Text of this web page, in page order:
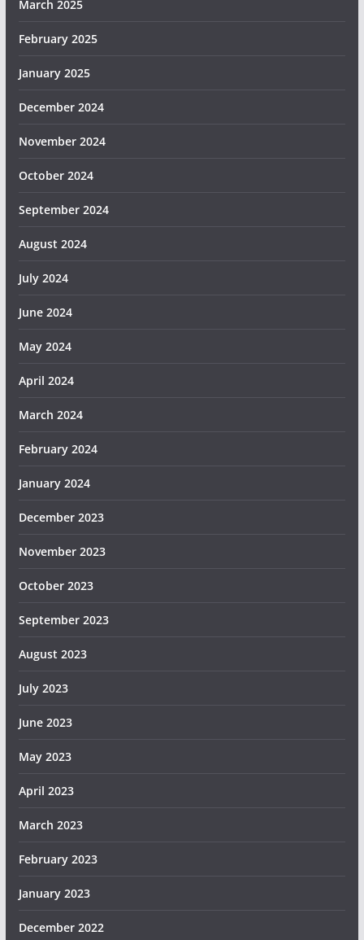
March 2025
February 2025
January 2025
December 2024
November 2024
October 2024
September 2024
August 2024
July 2024
June 2024
May 2024
April 2024
March 2024
February 2024
January 2024
December 2023
November 2023
October 2023
September 2023
August 2023
July 2023
June 2023
May 2023
April 2023
March 2023
February 2023
January 2023
December 2022